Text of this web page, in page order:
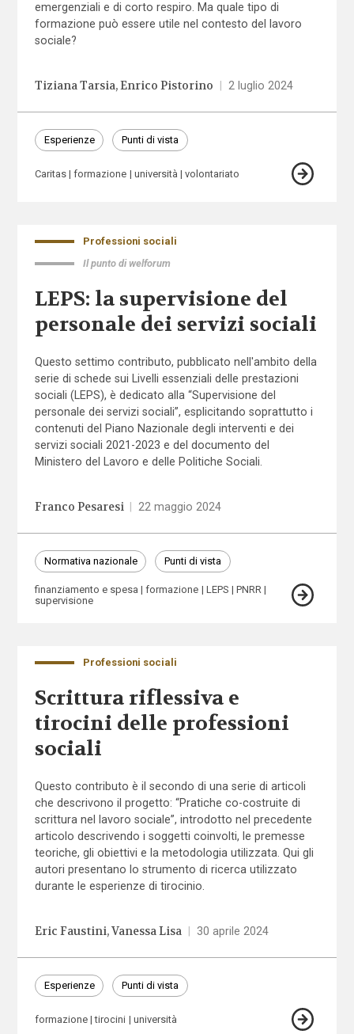
emergenziali e di corto respiro. Ma quale tipo di
formazione può essere utile nel contesto del lavoro
sociale?
Tiziana Tarsia Enrico Pistorino 2 luglio 2024
Esperienze Punti di vista
Caritas formazione università volontariato
Professioni sociali
Il punto di welforum
LEPS: la supervisione del
personale dei servizi sociali
Questo settimo contributo, pubblicato nell'ambito della
serie di schede sui Livelli essenziali delle prestazioni
sociali (LEPS), è dedicato alla “Supervisione del
personale dei servizi sociali”, esplicitando soprattutto i
contenuti del Piano Nazionale degli interventi e dei
servizi sociali 2021-2023 e del documento del
Ministero del Lavoro e delle Politiche Sociali.
Franco Pesaresi 22 maggio 2024
Normativa nazionale Punti di vista
finanziamento e spesa formazione LEPS
PNRR
supervisione
Professioni sociali
Scrittura riflessiva e
tirocini delle professioni
sociali
Questo contributo è il secondo di una serie di articoli
che descrivono il progetto: “Pratiche co-costruite di
scrittura nel lavoro sociale”, introdotto nel precedente
articolo descrivendo i soggetti coinvolti, le premesse
teoriche, gli obiettivi e la metodologia utilizzata. Qui gli
autori presentano lo strumento di ricerca utilizzato
durante le esperienze di tirocinio.
Eric Faustini Vanessa Lisa 30 aprile 2024
Esperienze Punti di vista
formazione tirocini università